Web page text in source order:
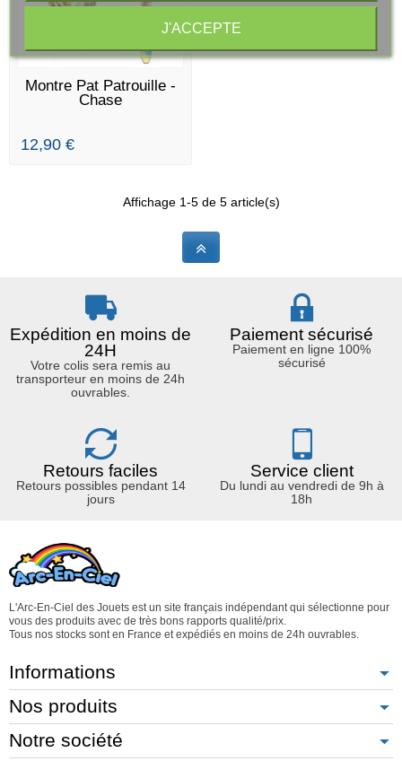
EN STOCK
Montre Pat Patrouille -
Chase
12,90 €
Affichage 1-5 de 5 article(s)
Expédition en moins de
24H
Votre colis sera remis au
transporteur en moins de 24h
ouvrables.
Paiement sécurisé
Paiement en ligne 100%
sécurisé
Retours faciles
Retours possibles pendant 14
jours
Service client
Du lundi au vendredi de 9h à
18h
L'Arc-En-Ciel des Jouets est un site français indépendant qui sélectionne pour
vous des produits avec de très bons rapports qualité/prix.
Tous nos stocks sont en France et expédiés en moins de 24h ouvrables.
Informations
Nos produits
Notre société
J'ACCEPTE